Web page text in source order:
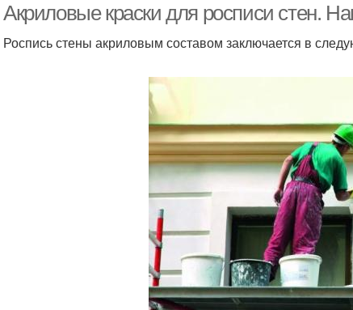
Акриловые краски для росписи стен.
Роспись стены акриловым составом заключается в